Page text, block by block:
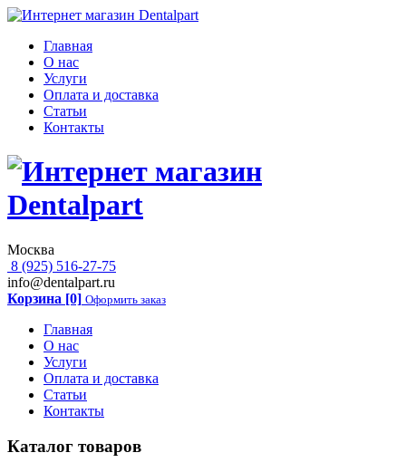
Главная
О нас
Услуги
Оплата и доставка
Статьи
Контакты
Москва
8 (925) 516-27-75
info@dentalpart.ru
Корзина [0] Оформить заказ
Главная
О нас
Услуги
Оплата и доставка
Статьи
Контакты
Каталог товаров